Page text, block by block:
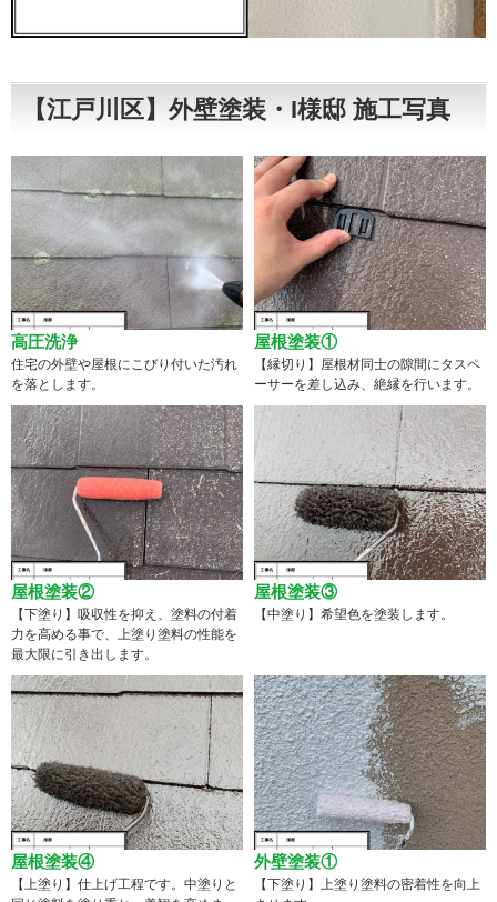
【江戸川区】外壁塗装・I様邸 施工写真
高圧洗浄
住宅の外壁や屋根にこびり付いた汚れ
を落とします。
屋根塗装①
【縁切り】屋根材同士の隙間にタスペ
ーサーを差し込み、絶縁を行います。
屋根塗装②
【下塗り】吸収性を抑え、塗料の付着
力を高める事で、上塗り塗料の性能を
最大限に引き出します。
屋根塗装③
【中塗り】希望色を塗装します。
屋根塗装④
【上塗り】仕上げ工程です。中塗りと
外壁塗装①
【下塗り】上塗り塗料の密着性を向上